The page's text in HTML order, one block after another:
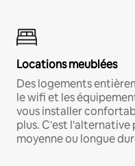
Locations meublées
Des logements
le wifi et les
vous installer
plus. C'est
moyenne ou longue